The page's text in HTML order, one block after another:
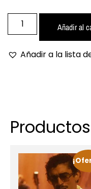
Añadir al
Añadir a la lista